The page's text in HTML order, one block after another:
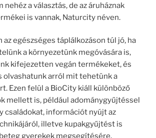
nehéz a választás, de az áruháznak
is vannak, Naturcity néven.
az egészséges táplálkozáson túl jó, ha
a környezetünk megóvására is,
kifejezetten vegán termékeket, és
olvashatunk arról mit tehetünk a
Ezen felül a BioCity kiáll különböző
mellett is, például adománygyűjtéssel
családokat, információt nyújt az
illetve kupakgyűjtést is
gyerekek megsegítésére.